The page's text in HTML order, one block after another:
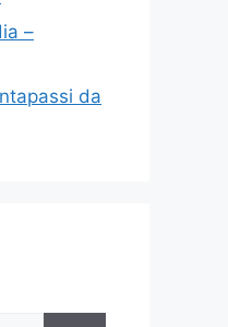
–
da